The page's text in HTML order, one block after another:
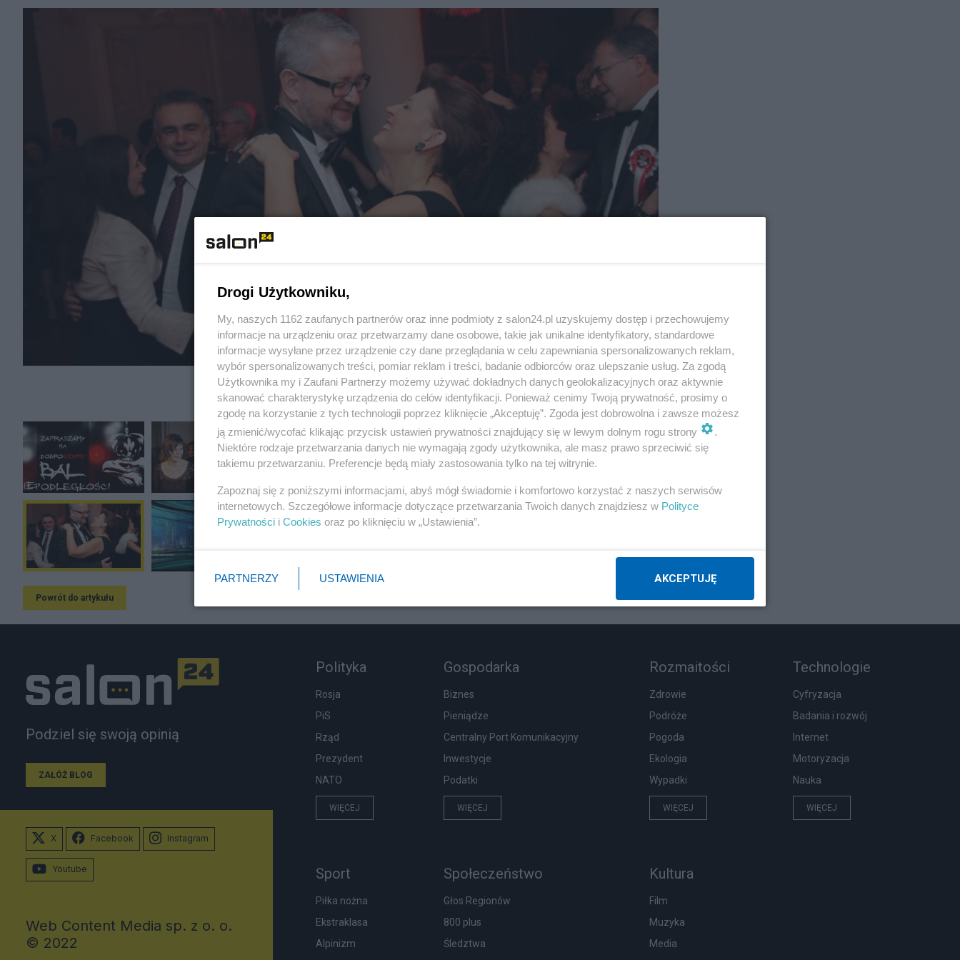
POPRZEDNIE 6 z 9 NASTĘPNE
Powrót do artykułu
Podziel się swoją opinią
ZAŁÓŻ BLOG
Polityka
Rosja
PiS
Rząd
Prezydent
NATO
WIĘCEJ
Gospodarka
Biznes
Pieniądze
Centralny Port Komunikacyjny
Inwestycje
Podatki
WIĘCEJ
Rozmaitości
Zdrowie
Podróże
Pogoda
Ekologia
Wypadki
WIĘCEJ
Technologie
Cyfryzacja
Badania i rozwój
Internet
Motoryzacja
Nauka
WIĘCEJ
Sport
Piłka nożna
Ekstraklasa
Alpinizm
Społeczeństwo
Głos Regionów
800 plus
Śledztwa
Kultura
Film
Muzyka
Media
X Facebook Instagram
Youtube
Web Content Media sp. z o. o.
© 2022
Drogi Użytkowniku,
My, naszych 1162 zaufanych partnerów oraz inne podmioty z salon24.pl uzyskujemy dostęp i przechowujemy
informacje na urządzeniu oraz przetwarzamy dane osobowe, takie jak unikalne identyfikatory, standardowe
informacje wysyłane przez urządzenie czy dane przeglądania w celu zapewniania spersonalizowanych reklam,
wybór spersonalizowanych treści, pomiar reklam i treści, badanie odbiorców oraz ulepszanie usług. Za zgodą
Użytkownika my i Zaufani Partnerzy możemy używać dokładnych danych geolokalizacyjnych oraz aktywnie
skanować charakterystykę urządzenia do celów identyfikacji. Ponieważ cenimy Twoją prywatność, prosimy o
zgodę na korzystanie z tych technologii poprzez kliknięcie „Akceptuję”. Zgoda jest dobrowolna i zawsze możesz
ją zmienić/wycofać klikając przycisk ustawień prywatności znajdujący się w lewym dolnym rogu strony
.
Niektóre rodzaje przetwarzania danych nie wymagają zgody użytkownika, ale masz prawo sprzeciwić się
takiemu przetwarzaniu. Preferencje będą miały zastosowania tylko na tej witrynie.
Zapoznaj się z poniższymi informacjami, abyś mógł świadomie i komfortowo korzystać z naszych serwisów
internetowych. Szczegółowe informacje dotyczące przetwarzania Twoich danych znajdziesz w Polityce
Prywatności i Cookies oraz po kliknięciu w „Ustawienia”.
PARTNERZY USTAWIENIA AKCEPTUJĘ